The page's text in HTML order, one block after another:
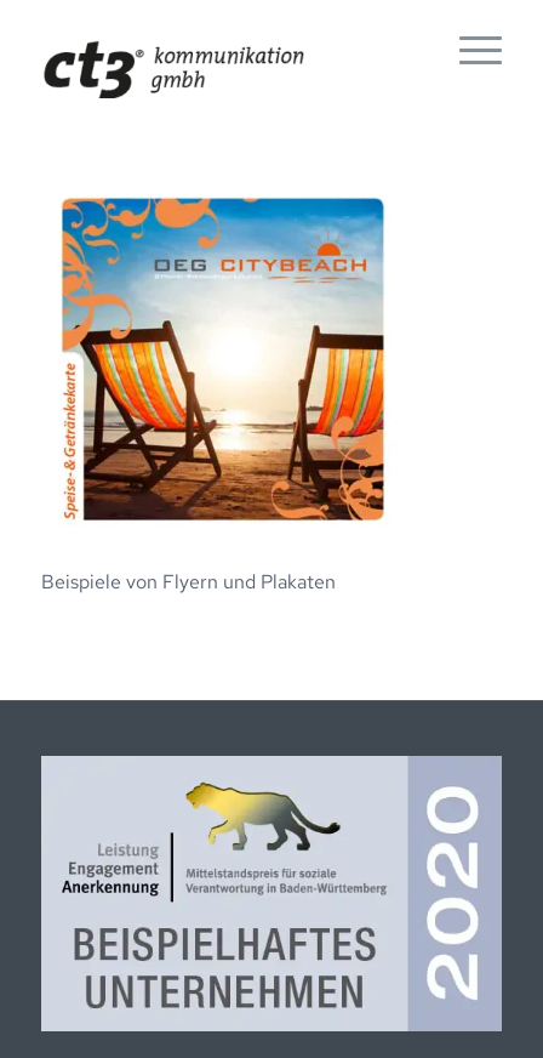
Beispiele von Flyern und Plakaten